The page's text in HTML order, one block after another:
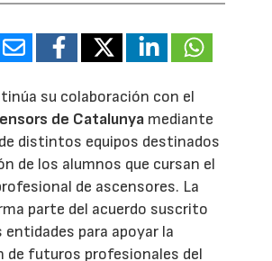
su colaboración con el
de Catalunya mediante
distintos equipos destinados
de los alumnos que cursan el
de ascensores. La
parte del acuerdo suscrito
entidades para apoyar la
de futuros profesionales del